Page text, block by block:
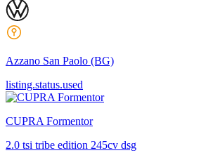
Azzano San Paolo (BG)
listing.status.used
CUPRA Formentor
2.0 tsi tribe edition 245cv dsg